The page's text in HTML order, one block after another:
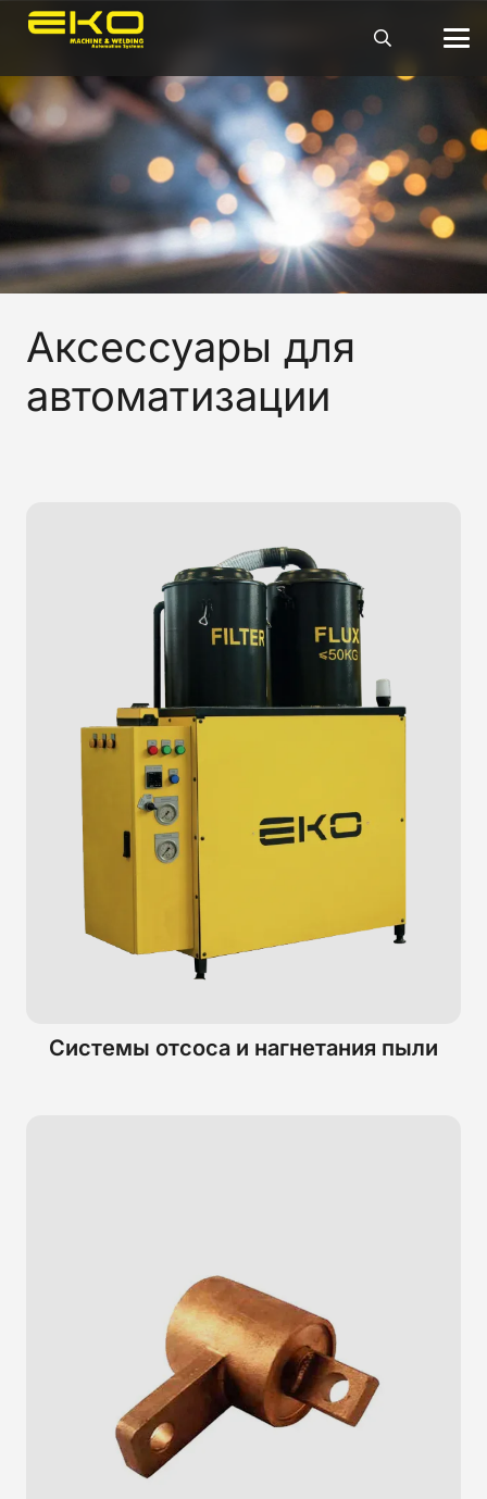
Аксессуары для
автоматизации
Системы отсоса и нагнетания пыли